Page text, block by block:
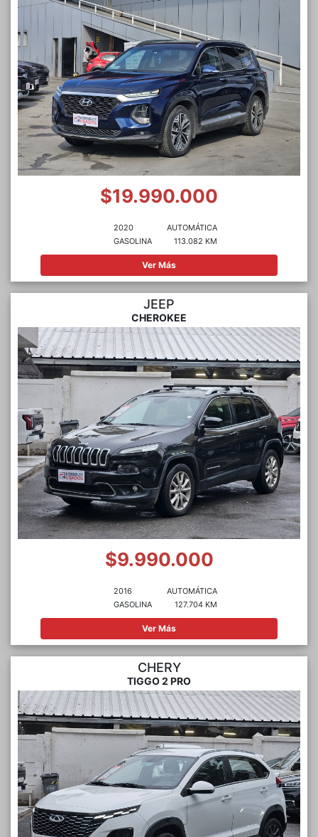
$19.990.000
2020
GASOLINA
AUTOMÁTICA
113.082 KM
Ver Más
JEEP
CHEROKEE
$9.990.000
2016
GASOLINA
AUTOMÁTICA
127.704 KM
Ver Más
CHERY
TIGGO 2 PRO